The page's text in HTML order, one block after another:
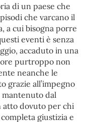
di un paese che
che varcano il
a cui bisogna porre
eventi è senza
accaduto in una
purtroppo non
neanche le
grazie all’impegno
dal
atto dovuto per chi
giustizia e